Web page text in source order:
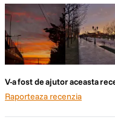
Bluetooth Da
WiFi Da
V-a fost de ajutor aceasta
Raporteaza recenzia